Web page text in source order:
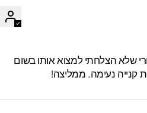
שלא הצלחתי למצוא אותו בשום
קנייה נעימה. ממליצה!